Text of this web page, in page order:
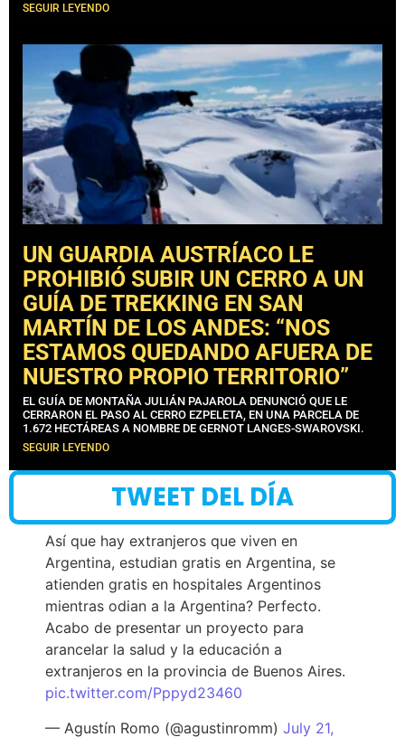
SEGUIR LEYENDO
UN GUARDIA AUSTRÍACO LE
PROHIBIÓ SUBIR UN CERRO A UN
GUÍA DE TREKKING EN SAN
MARTÍN DE LOS ANDES: “NOS
ESTAMOS QUEDANDO AFUERA DE
NUESTRO PROPIO TERRITORIO”
EL GUÍA DE MONTAÑA JULIÁN PAJAROLA DENUNCIÓ QUE LE
CERRARON EL PASO AL CERRO EZPELETA, EN UNA PARCELA DE
1.672 HECTÁREAS A NOMBRE DE GERNOT LANGES-SWAROVSKI.
SEGUIR LEYENDO
TWEET DEL DÍA
Así que hay extranjeros que viven en
Argentina, estudian gratis en Argentina, se
atienden gratis en hospitales Argentinos
mientras odian a la Argentina? Perfecto.
Acabo de presentar un proyecto para
arancelar la salud y la educación a
extranjeros en la provincia de Buenos Aires.
pic.twitter.com/Pppyd23460
— Agustín Romo (@agustinromm) July 21,